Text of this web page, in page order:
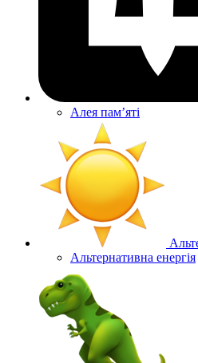
Алея памʼяті
Альтернативна енергія